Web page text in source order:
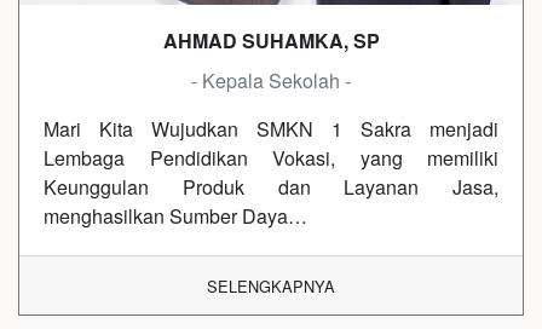
AHMAD SUHAMKA, SP
- Kepala Sekolah -
Mari Kita Wujudkan SMKN 1 Sakra menjadi
Lembaga Pendidikan Vokasi, yang memiliki
Keunggulan Produk dan Layanan Jasa,
menghasilkan Sumber Daya…
SELENGKAPNYA